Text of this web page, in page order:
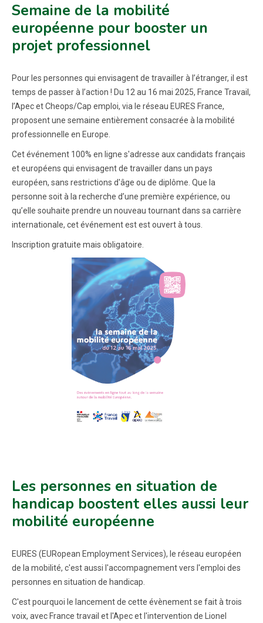
Semaine de la mobilité
européenne pour booster un
projet professionnel
Pour les personnes qui envisagent de travailler à l’étranger, il est
temps de passer à l’action ! Du 12 au 16 mai 2025, France Travail,
l’Apec et Cheops/Cap emploi, via le réseau EURES France,
proposent une semaine entièrement consacrée à la mobilité
professionnelle en Europe.
Cet événement 100% en ligne s'adresse aux candidats français
et européens qui envisagent de travailler dans un pays
européen, sans restrictions d'âge ou de diplôme. Que la
personne soit à la recherche d’une première expérience, ou
qu’elle souhaite prendre un nouveau tournant dans sa carrière
internationale, cet événement est est ouvert à tous.
Inscription gratuite mais obligatoire.
Les personnes en situation de
handicap boostent elles aussi leur
mobilité européenne
EURES (EURopean Employment Services), le réseau européen
de la mobilité, c'est aussi l'accompagnement vers l'emploi des
personnes en situation de handicap.
C'est pourquoi le lancement de cette évènement se fait à trois
voix, avec France travail et l'Apec et l'intervention de Lionel